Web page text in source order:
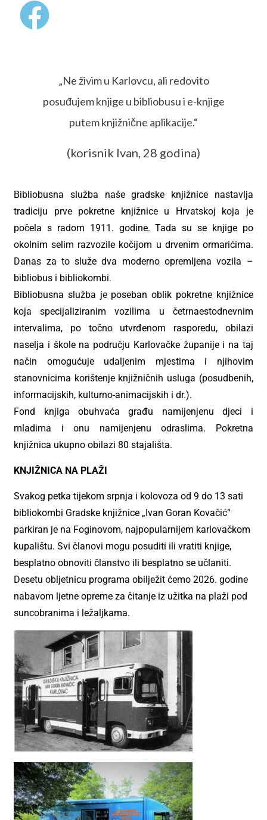
„Ne živim u Karlovcu, ali redovito
posuđujem knjige u bibliobusu i e-knjige
putem knjižnične aplikacije.“
(korisnik Ivan, 28 godina)
Bibliobusna služba naše gradske knjižnice nastavlja
tradiciju prve pokretne knjižnice u Hrvatskoj koja je
počela s radom 1911. godine. Tada su se knjige po
okolnim selim razvozile kočijom u drvenim ormarićima.
Danas za to služe dva moderno opremljena vozila –
bibliobus i bibliokombi.
Bibliobusna služba je poseban oblik pokretne knjižnice
koja specijaliziranim vozilima u četrnaestodnevnim
intervalima, po točno utvrđenom rasporedu, obilazi
naselja i škole na području Karlovačke županije i na taj
način omogućuje udaljenim mjestima i njihovim
stanovnicima korištenje knjižničnih usluga (posudbenih,
informacijskih, kulturno-animacijskih i dr.).
Fond knjiga obuhvaća građu namijenjenu djeci i
mladima i onu namijenjenu odraslima. Pokretna
knjižnica ukupno obilazi 80 stajališta.
KNJIŽNICA NA PLAŽI
Svakog petka tijekom srpnja i kolovoza od 9 do 13 sati
bibliokombi Gradske knjižnice „Ivan Goran Kovačić“
parkiran je na Foginovom, najpopularnijem karlovačkom
kupalištu. Svi članovi mogu posuditi ili vratiti knjige,
besplatno obnoviti članstvo ili besplatno se učlaniti.
Desetu obljetnicu programa obilježit ćemo 2026. godine
nabavom ljetne opreme za čitanje iz užitka na plaži pod
suncobranima i ležaljkama.